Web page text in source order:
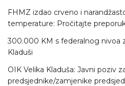
FHMZ izdao crveno i
temperature: Pročitajte
300.000 KM s federalnog nivoa
Kladuši
OIK Velika Kladuša: Javni poziv
predsjednike/zamjenike